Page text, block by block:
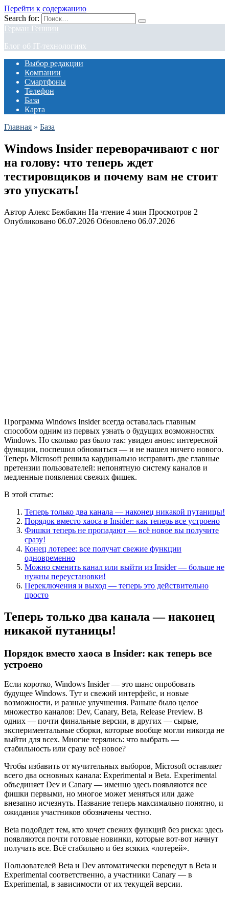
Перейти к содержанию
Search for:
Герман Геншин
Блог об IT-технологиях
Выбор редакции
Компании
Смартфоны
Телефон
База
Карта
Главная » База
Windows Insider переворачивают с ног
на голову: что теперь ждет
тестировщиков и почему вам не стоит
это упускать!
Автор Алекс Бежбакин На чтение 4 мин Просмотров 2
Опубликовано 06.07.2026 Обновлено 06.07.2026
Программа Windows Insider всегда оставалась главным
способом одним из первых узнать о будущих возможностях
Windows. Но сколько раз было так: увидел анонс интересной
функции, поспешил обновиться — и не нашел ничего нового.
Теперь Microsoft решила кардинально исправить две главные
претензии пользователей: непонятную систему каналов и
медленные появления свежих фишек.
В этой статье:
Теперь только два канала — наконец никакой путаницы!
Порядок вместо хаоса в Insider: как теперь все устроено
Фишки теперь не пропадают — всё новое вы получите
сразу!
Конец лотерее: все получат свежие функции
одновременно
Можно сменить канал или выйти из Insider — больше не
нужны переустановки!
Переключения и выход — теперь это действительно
просто
Теперь только два канала — наконец
никакой путаницы!
Порядок вместо хаоса в Insider: как теперь все
устроено
Если коротко, Windows Insider — это шанс опробовать
будущее Windows. Тут и свежий интерфейс, и новые
возможности, и разные улучшения. Раньше было целое
множество каналов: Dev, Canary, Beta, Release Preview. В
одних — почти финальные версии, в других — сырые,
экспериментальные сборки, которые вообще могли никогда не
выйти для всех. Многие терялись: что выбрать —
стабильность или сразу всё новое?
Чтобы избавить от мучительных выборов, Microsoft оставляет
всего два основных канала: Experimental и Beta. Experimental
объединяет Dev и Canary — именно здесь появляются все
фишки первыми, но многое может меняться или даже
внезапно исчезнуть. Название теперь максимально понятно, и
ожидания участников обозначены честно.
Beta подойдет тем, кто хочет свежих функций без риска: здесь
появляются почти готовые новинки, которые вот-вот начнут
получать все. Всё стабильно и без всяких «лотерей».
Пользователей Beta и Dev автоматически переведут в Beta и
Experimental соответственно, а участники Canary — в
Experimental, в зависимости от их текущей версии.